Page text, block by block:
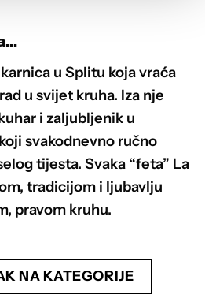
na
stranici
proizvoda
u Splitu koja vraća
u svijet kruha. Iza nje
i zaljubljenik u
svakodnevno ručno
tijesta. Svaka “feta” La
tradicijom i ljubavlju
pravom kruhu.
NA KATEGORIJE